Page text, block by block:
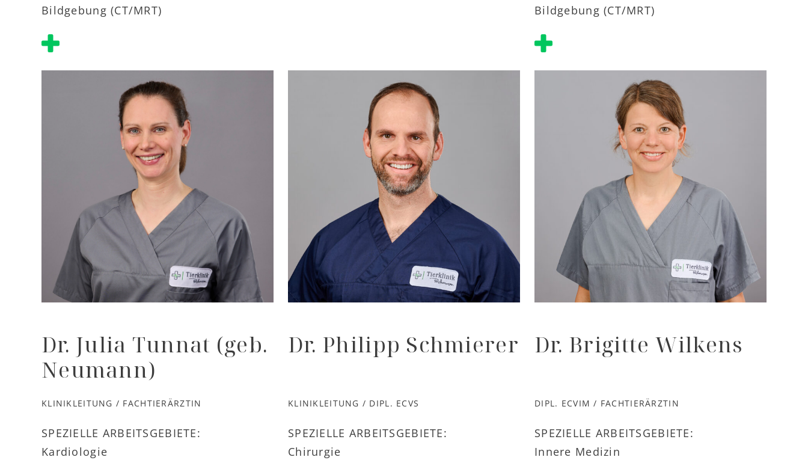
Bildgebung (CT/MRT)
Bildgebung (CT/MRT)
Dr. Julia Tunnat (geb.
Neumann)
KLINIKLEITUNG / FACHTIERÄRZTIN
SPEZIELLE ARBEITSGEBIETE:
Kardiologie
Dr. Philipp Schmierer
KLINIKLEITUNG / DIPL. ECVS
SPEZIELLE ARBEITSGEBIETE:
Chirurgie
Dr. Brigitte Wilkens
DIPL. ECVIM / FACHTIERÄRZTIN
SPEZIELLE ARBEITSGEBIETE:
Innere Medizin